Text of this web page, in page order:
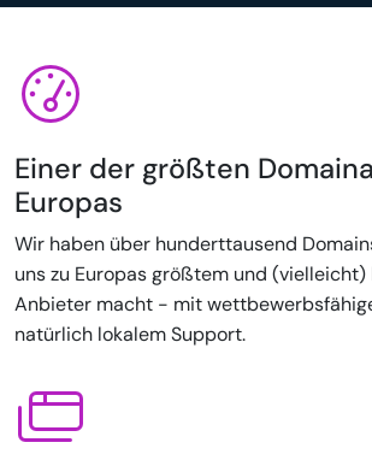
Einer der größten
Europas
Wir haben über hunderttausend
uns zu Europas größtem und
Anbieter macht - mit
natürlich lokalem Support.